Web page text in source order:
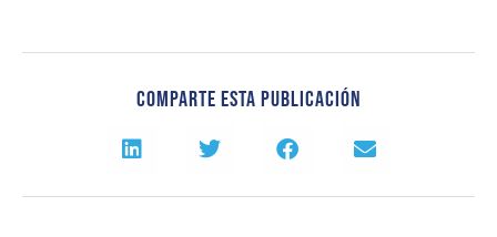
Comparte Esta Publicación